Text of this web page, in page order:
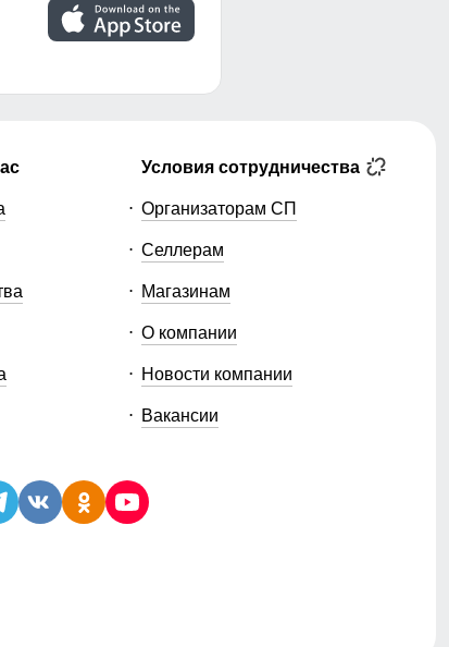
Условия сотрудничества
Организаторам СП
Селлерам
Магазинам
О компании
Новости компании
Вакансии